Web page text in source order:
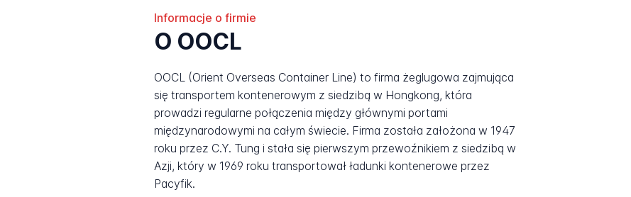
Informacje o firmie
O OOCL
OOCL (Orient Overseas Container Line) to firma żeglugowa zajmująca
się transportem kontenerowym z siedzibą w Hongkong, która
prowadzi regularne połączenia między głównymi portami
międzynarodowymi na całym świecie. Firma została założona w 1947
roku przez C.Y. Tung i stała się pierwszym przewoźnikiem z siedzibą w
Azji, który w 1969 roku transportował ładunki kontenerowe przez
Pacyfik.